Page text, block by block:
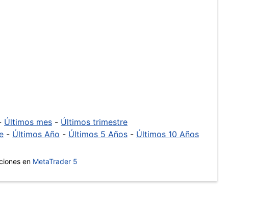
Últimos mes - Últimos trimestre
- Últimos Año - Últimos 5 Años - Últimos 10 Años
en MetaTrader 5